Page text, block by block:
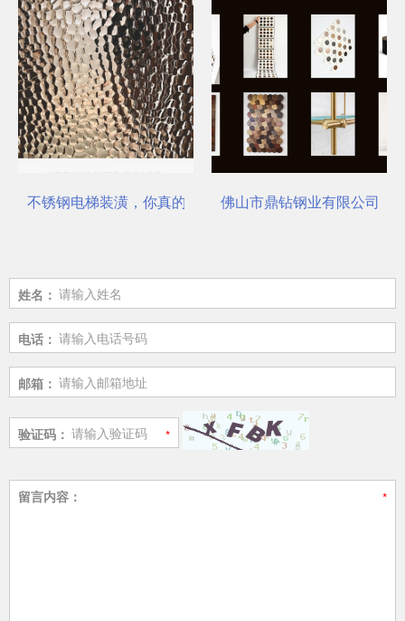
不锈钢电梯装潢，你真的选对了吗？佛山市鼎钻钢业有限公司，
姓名：
电话：
邮箱：
验证码：
留言内容：